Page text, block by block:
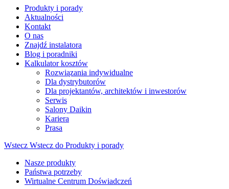
Produkty i porady
Aktualności
Kontakt
O nas
Znajdź instalatora
Blog i poradniki
Kalkulator kosztów
Rozwiązania indywidualne
Dla dystrybutorów
Dla projektantów, architektów i inwestorów
Serwis
Salony Daikin
Kariera
Prasa
Wstecz Wstecz do Produkty i porady
Nasze produkty
Państwa potrzeby
Wirtualne Centrum Doświadczeń